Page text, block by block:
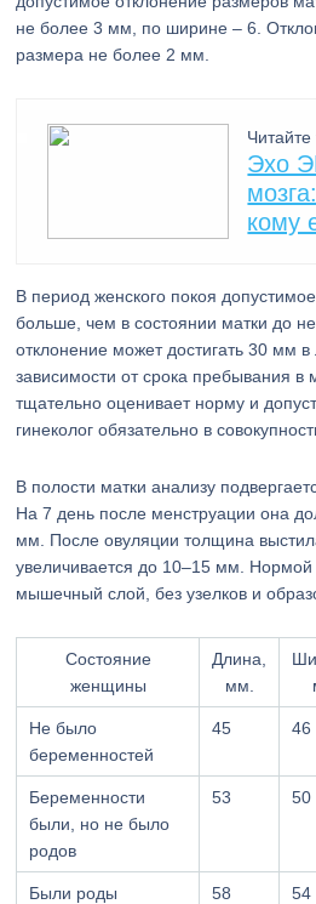
не более 3 мм, по ширине – 6.
размера не более 2 мм.
Читайте
Эхо
кому
В период женского покоя
больше, чем в состоянии матки до
отклонение может достигать 30 мм
зависимости от срока пребывания в
тщательно оценивает норму и
гинеколог обязательно в
В полости матки анализу
На 7 день после менструации она
мм. После овуляции толщина
увеличивается до 10–15 мм. Нормой
мышечный слой, без узелков и
Состояние
женщины
Длина,
мм.
Не было
беременностей
45 46
Беременности
были, но не было
родов
53 50
Были роды 58 54